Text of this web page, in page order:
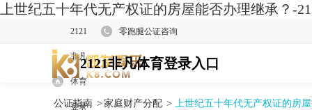
上世纪五十年代无产权证的房屋能否办理继承？-
2121
非凡
体育
登录
零跑腿公证咨询
2121非凡体育登录入口
公证指南 > 家庭财产分配 > 上世纪五十年代无产权证的房